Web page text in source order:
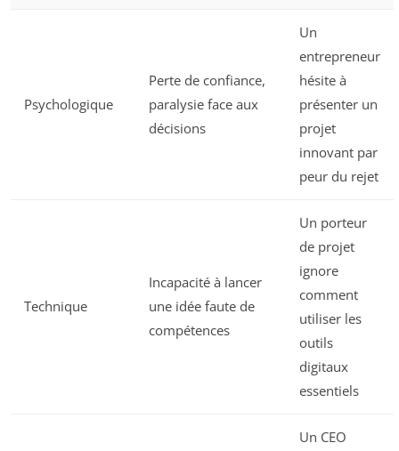
Psychologique
Perte de confiance,
paralysie face aux
décisions
Un
entrepreneur
hésite à
présenter un
projet
innovant par
peur du rejet
Technique
Incapacité à lancer
une idée faute de
compétences
Un porteur
de projet
ignore
comment
utiliser les
outils
digitaux
essentiels
Un CEO